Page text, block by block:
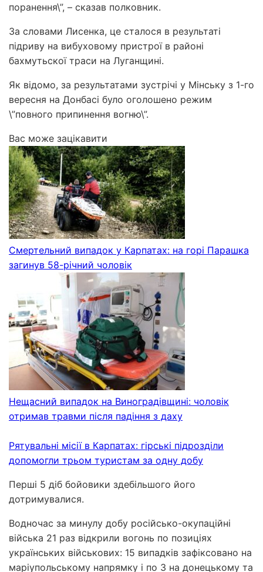
поранення\”, – сказав полковник.
За словами Лисенка, це сталося в результаті
підриву на вибуховому пристрої в районі
бахмутьскої траси на Луганщині.
Як відомо, за результатами зустрічі у Мінську з 1-го
вересня на Донбасі було оголошено режим
\”повного припинення вогню\”.
Вас може зацікавити
Смертельний випадок у Карпатах: на горі Парашка
загинув 58-річний чоловік
Нещасний випадок на Виноградівщині: чоловік
отримав травми після падіння з даху
Рятувальні місії в Карпатах: гірські підрозділи
допомогли трьом туристам за одну добу
Перші 5 діб бойовики здебільшого його
дотримувалися.
Водночас за минулу добу російсько-окупаційні
війська 21 раз відкрили вогонь по позиціях
українських військових: 15 випадків зафіксовано на
маріупольському напрямку і по 3 на донецькому та